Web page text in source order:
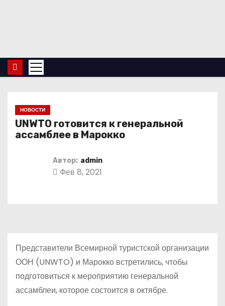
т
НОВОСТИ
UNWTO готовится к генеральной
ассамблее в Марокко
Автор: admin
Фев 8, 2021
Представители Всемирной туристской организации
ООН (UNWTO) и Марокко встретились, чтобы
подготовиться к мероприятию генеральной
ассамблеи, которое состоится в октябре.